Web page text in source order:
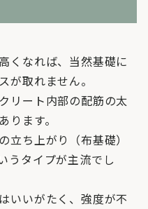
くなれば、当然基礎に
が取れません。
リート内部の配筋の太
ります。
立ち上がり（布基礎）
うタイプが主流でし
いいがたく、強度が不